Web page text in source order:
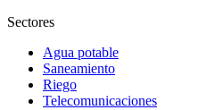
Sectores
Agua potable
Saneamiento
Riego
Telecomunicaciones